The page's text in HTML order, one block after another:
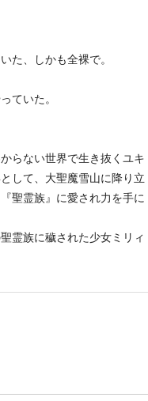
た、しかも全裸で。
ていた。
らない世界で生き抜くユキ
して、大聖魔雪山に降り立
聖霊族』に愛され力を手に
霊族に穢された少女ミリィ